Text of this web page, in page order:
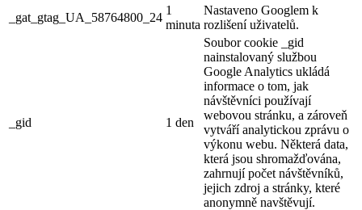
_gat_gtag_UA_58764800_24
1
minuta
Nastaveno Googlem k
rozlišení uživatelů.
_gid 1 den
Soubor cookie _gid
nainstalovaný službou
Google Analytics ukládá
informace o tom, jak
návštěvníci používají
webovou stránku, a zároveň
vytváří analytickou zprávu o
výkonu webu. Některá data,
která jsou shromažďována,
zahrnují počet návštěvníků,
jejich zdroj a stránky, které
anonymně navštěvují.